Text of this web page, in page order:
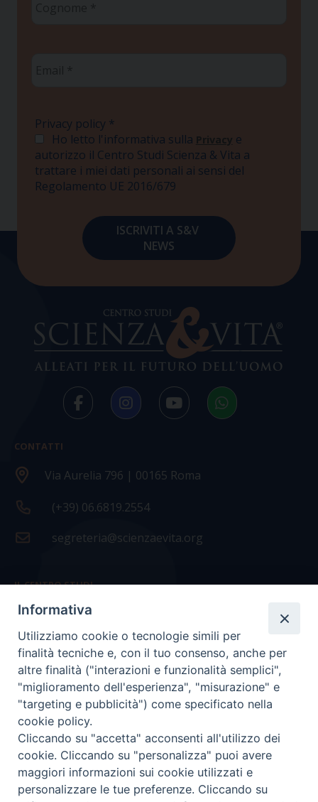
Privacy policy *
Ho letto l'informativa sulla Privacy e
autorizzo il Centro Studi Scienza & Vita a
trattare i miei dati personali ai sensi del
Regolamento UE 2016/679
CONTATTI
Via Aurelia 796 | 00165 Roma
(+39) 06.6819.2554
segreteria@scienzaevita.org
IL CENTRO STUDI
La nostra storia
Statuto
Presidenza e ufficio presidenza
Consiglio scientifico
Coordinamento nazionale
Informativa
Utilizziamo cookie o tecnologie simili per
finalità tecniche e, con il tuo consenso, anche per
altre finalità ("interazioni e funzionalità semplici",
"miglioramento dell'esperienza", "misurazione" e
"targeting e pubblicità") come specificato nella
cookie policy.
Cliccando su "accetta" acconsenti all'utilizzo dei
cookie. Cliccando su "personalizza" puoi avere
maggiori informazioni sui cookie utilizzati e
personalizzare le tue preferenze. Cliccando su